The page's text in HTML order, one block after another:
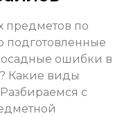
предметов по
подготовленные
ошибки в
Какие виды
с